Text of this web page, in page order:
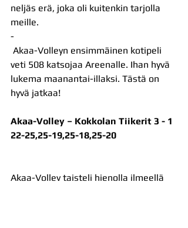
neljäs erä, joka oli kuitenkin tarjolla
meille.
-
veti 508 katsojaa Areenalle. Ihan hyvä
lukema maanantai-illaksi. Tästä on
hyvä jatkaa!
Akaa-Volley – Kokkolan Tiikerit 3 - 1
22-25,25-19,25-18,25-20
Akaa-Volley taisteli hienolla ilmeellä